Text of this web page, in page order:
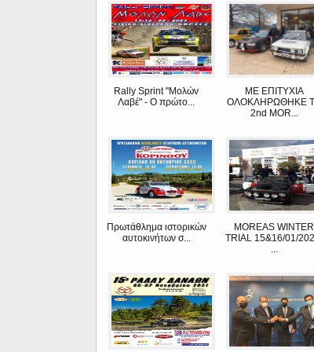
Rally Sprint "Μολών
Λαβέ" - Ο πρώτο...
ΜΕ ΕΠΙΤΥΧΙΑ
ΟΛΟΚΛΗΡΩΘΗΚΕ
2nd MOR...
Πρωτάθλημα ιστορικών
αυτοκινήτων σ...
MOREAS WINTER
TRIAL 15&16/01/
...